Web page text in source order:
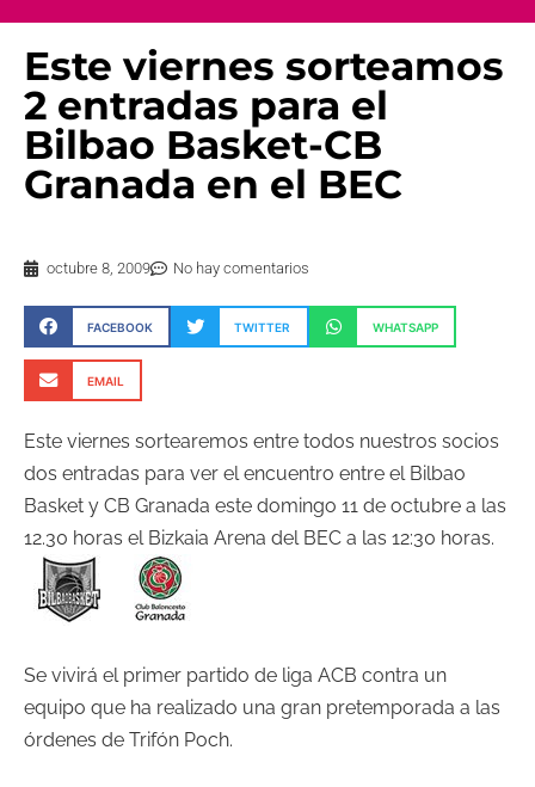
Este viernes sorteamos
2 entradas para el
Bilbao Basket-CB
Granada en el BEC
octubre 8, 2009 No hay comentarios
FACEBOOK TWITTER WHATSAPP
EMAIL
Este viernes sortearemos entre todos nuestros socios
dos entradas para ver el encuentro entre el Bilbao
Basket y CB Granada este domingo 11 de octubre a las
12.30 horas el Bizkaia Arena del BEC a las 12:30 horas.
Se vivirá el primer partido de liga ACB contra un
equipo que ha realizado una gran pretemporada a las
órdenes de Trifón Poch.